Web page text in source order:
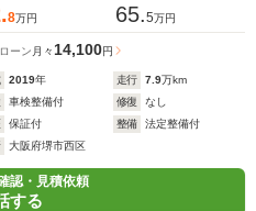
8万円 65.5万円
ーン 月々 14,100円
2019年 走行 7.9万km
車検整備付 修復
なし
保証付 整備
法定整備付
大阪府堺市西区
認・見積依頼
する